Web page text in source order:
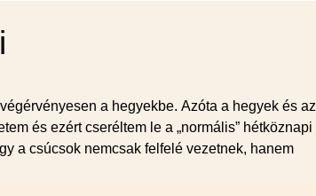
a hegyekbe. Azóta a hegyek és az
és ezért cseréltem le a „normális” hétköznapi
a csúcsok nemcsak felfelé vezetnek, hanem